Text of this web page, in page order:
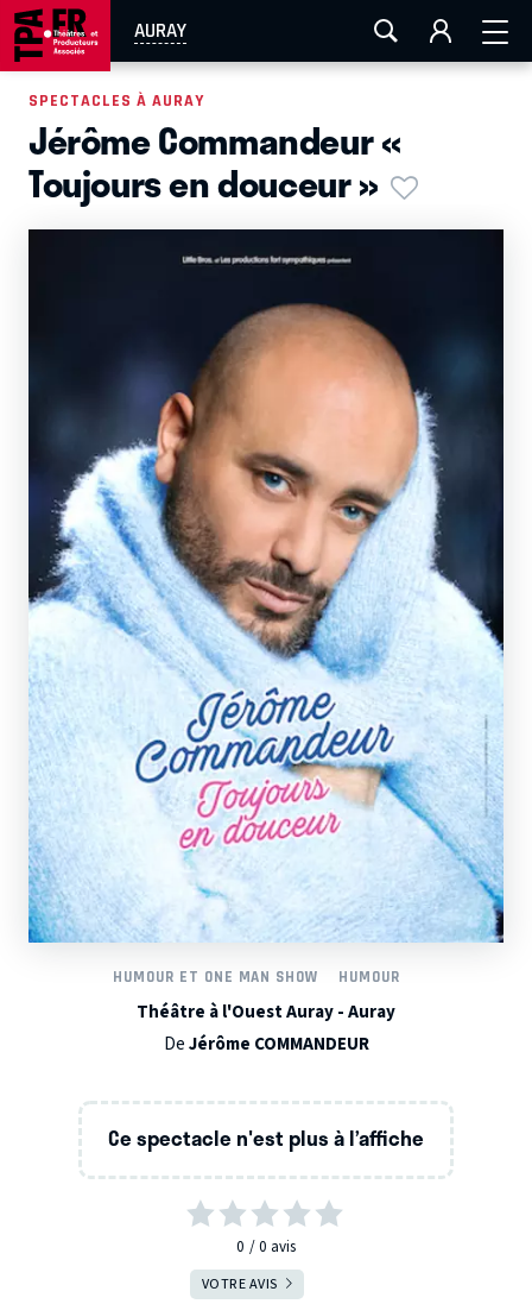
AURAY
AIX-MARSEILLE LA ROCHELLE
EN TOURNÉE
SPECTACLES À AURAY
Jérôme Commandeur «
Toujours en douceur »
HUMOUR ET ONE MAN SHOW HUMOUR
Théâtre à l'Ouest Auray - Auray
DeJérôme COMMANDEUR
Ce spectacle n'est plus à l’affiche
0 0 avis
VOTRE AVIS